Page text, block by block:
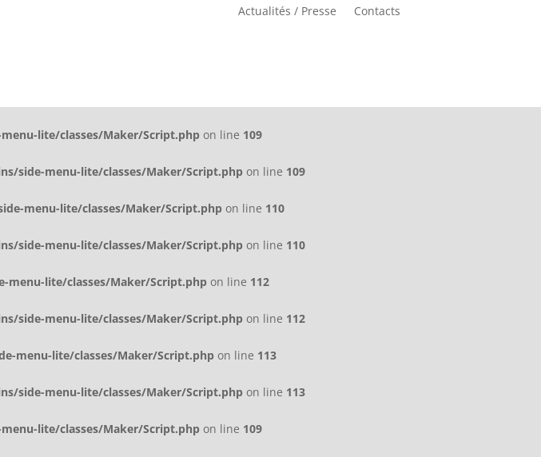
Actualités / Presse
Contacts
lite/classes/Maker/Script.php on line 109
side-menu-lite/classes/Maker/Script.php on line 109
menu-lite/classes/Maker/Script.php on line 110
side-menu-lite/classes/Maker/Script.php on line 110
lite/classes/Maker/Script.php on line 112
side-menu-lite/classes/Maker/Script.php on line 112
menu-lite/classes/Maker/Script.php on line 113
side-menu-lite/classes/Maker/Script.php on line 113
lite/classes/Maker/Script.php on line 109